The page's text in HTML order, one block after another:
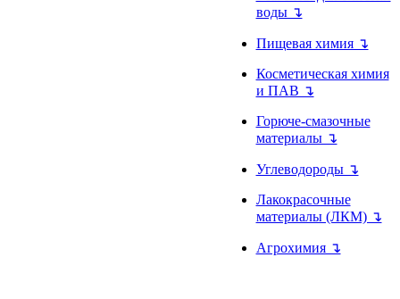
воды ↴
Пищевая химия ↴
Косметическая химия
и ПАВ ↴
Горюче-смазочные
материалы ↴
Углеводороды ↴
Лакокрасочные
материалы (ЛКМ) ↴
Агрохимия ↴